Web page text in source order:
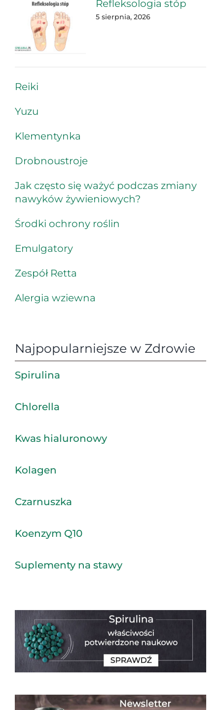
Refleksologia stóp
5 sierpnia, 2026
Reiki
Yuzu
Klementynka
Drobnoustroje
Jak często się ważyć podczas zmiany
nawyków żywieniowych?
Środki ochrony roślin
Emulgatory
Zespół Retta
Alergia wziewna
Najpopularniejsze w Zdrowie
Spirulina
Chlorella
Kwas hialuronowy
Kolagen
Czarnuszka
Koenzym Q10
Suplementy na stawy